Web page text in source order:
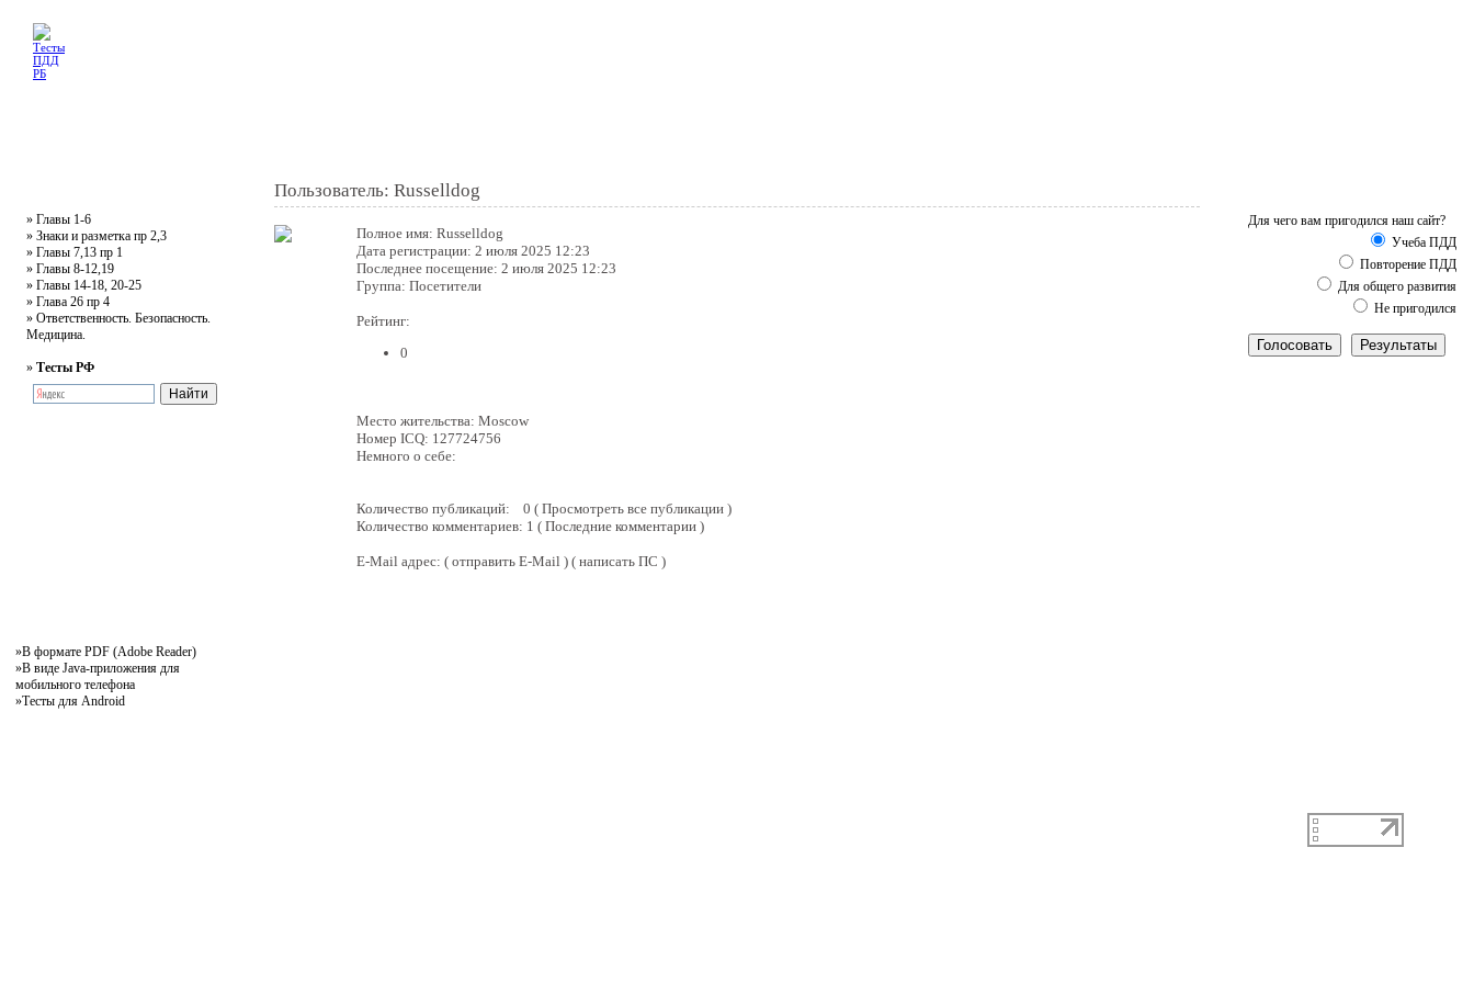
» Главы 1-6
» Знаки и разметка пр 2,3
» Главы 7,13 пр 1
» Главы 8-12,19
» Главы 14-18, 20-25
» Глава 26 пр 4
» Ответственность. Безопасность.
Медицина.
» Тесты РФ
»В формате PDF (Adobe Reader)
»В виде Java-приложения для
мобильного телефона
»Тесты для Android
Пользователь: Russelldog
Полное имя: Russelldog
Дата регистрации: 2 июля 2025 12:23
Последнее посещение: 2 июля 2025 12:23
Группа: Посетители
Рейтинг:
0
Место жительства: Moscow
Номер ICQ: 127724756
Немного о себе:
Количество публикаций: 0 ( Просмотреть все публикации )
Количество комментариев: 1 ( Последние комментарии )
E-Mail адрес: ( отправить E-Mail ) ( написать ПС )
Для чего вам пригодился наш сайт?
Учеба ПДД
Повторение ПДД
Для общего развития
Не пригодился